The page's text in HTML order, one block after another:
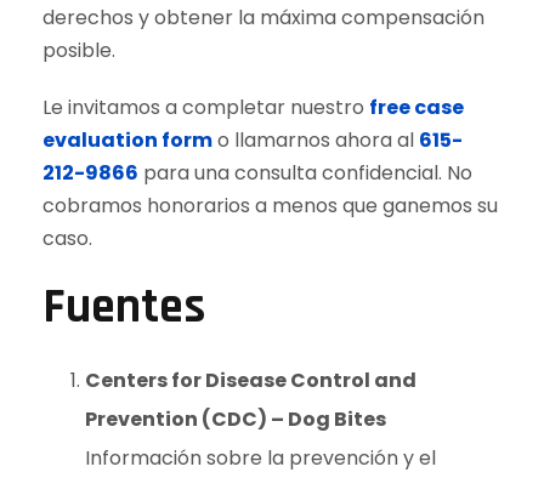
derechos y obtener la máxima compensación
posible.
Le invitamos a completar nuestro free case
evaluation formo llamarnos ahora al 615-
212-9866 para una consulta confidencial. No
cobramos honorarios a menos que ganemos su
caso.
Fuentes
Centers for Disease Control and
Prevention (CDC) – Dog Bites
Información sobre la prevención y el